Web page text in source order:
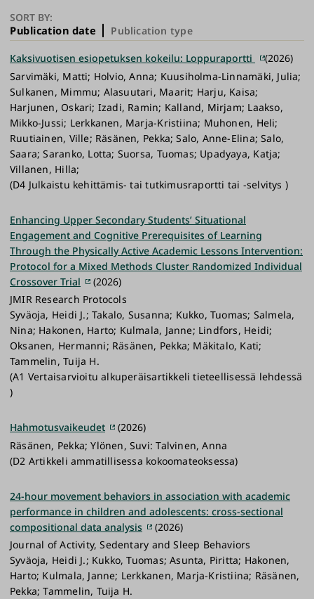
SORT BY:
Publication date Publication type
Kaksivuotisen esiopetuksen kokeilu: Loppuraportti
(2026)
Sarvimäki, Matti; Holvio, Anna; Kuusiholma-Linnamäki, Julia;
Sulkanen, Mimmu; Alasuutari, Maarit; Harju, Kaisa;
Harjunen, Oskari; Izadi, Ramin; Kalland, Mirjam; Laakso,
Mikko-Jussi; Lerkkanen, Marja-Kristiina; Muhonen, Heli;
Ruutiainen, Ville; Räsänen, Pekka; Salo, Anne-Elina; Salo,
Saara; Saranko, Lotta; Suorsa, Tuomas; Upadyaya, Katja;
Villanen, Hilla;
(D4 Julkaistu kehittämis- tai tutkimusraportti tai -selvitys )
Enhancing Upper Secondary Students’ Situational
Engagement and Cognitive Prerequisites of Learning
Through the Physically Active Academic Lessons Intervention:
Protocol for a Mixed Methods Cluster Randomized Individual
Crossover Trial
(2026)
JMIR Research Protocols
Syväoja, Heidi J.; Takalo, Susanna; Kukko, Tuomas; Salmela,
Nina; Hakonen, Harto; Kulmala, Janne; Lindfors, Heidi;
Oksanen, Hermanni; Räsänen, Pekka; Mäkitalo, Kati;
Tammelin, Tuija H.
(A1 Vertaisarvioitu alkuperäisartikkeli tieteellisessä lehdessä
)
Hahmotusvaikeudet
(2026)
Räsänen, Pekka; Ylönen, Suvi: Talvinen, Anna
(D2 Artikkeli ammatillisessa kokoomateoksessa)
24-hour movement behaviors in association with academic
performance in children and adolescents: cross-sectional
compositional data analysis
(2026)
Journal of Activity, Sedentary and Sleep Behaviors
Syväoja, Heidi J.; Kukko, Tuomas; Asunta, Piritta; Hakonen,
Harto; Kulmala, Janne; Lerkkanen, Marja-Kristiina; Räsänen,
Pekka; Tammelin, Tuija H.